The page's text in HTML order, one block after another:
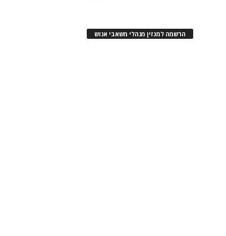
הרשמה למגזין מנהלי משאבי אנוש